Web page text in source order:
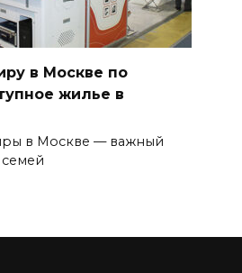
в Москве по
жилье в
в Москве — важный